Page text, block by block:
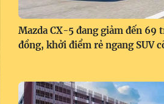
Mazda CX-5 đang giảm đến 69
đồng, khởi điểm rẻ ngang SUV